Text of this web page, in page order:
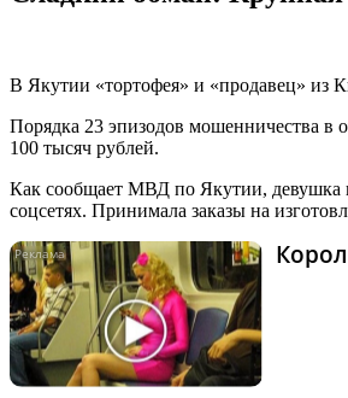
В Якутии «тортофея» и «продавец» из
Порядка 23 эпизодов мошенничества
100 тысяч рублей.
Как сообщает МВД по Якутии, девушка
соцсетях. Принимала заказы на